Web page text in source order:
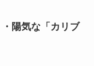
陽気な「カリブ